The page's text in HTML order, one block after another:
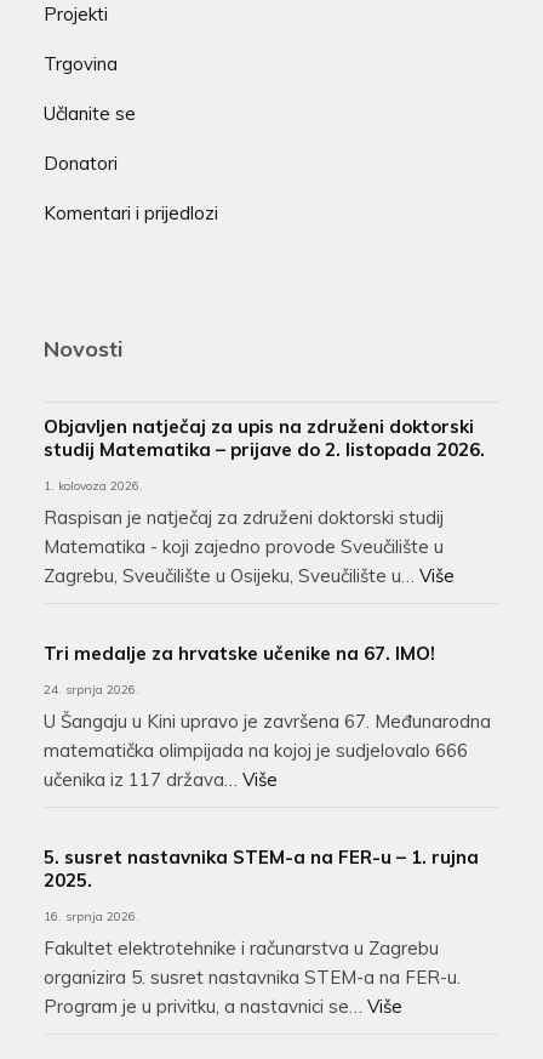
Projekti
Trgovina
Učlanite se
Donatori
Komentari i prijedlozi
Novosti
Objavljen natječaj za upis na združeni doktorski
studij Matematika – prijave do 2. listopada 2026.
1. kolovoza 2026.
Raspisan je natječaj za združeni doktorski studij
Matematika - koji zajedno provode Sveučilište u
Zagrebu, Sveučilište u Osijeku, Sveučilište u… Više
Tri medalje za hrvatske učenike na 67. IMO!
24. srpnja 2026.
U Šangaju u Kini upravo je završena 67. Međunarodna
matematička olimpijada na kojoj je sudjelovalo 666
učenika iz 117 država… Više
5. susret nastavnika STEM-a na FER-u – 1. rujna
2025.
16. srpnja 2026.
Fakultet elektrotehnike i računarstva u Zagrebu
organizira 5. susret nastavnika STEM-a na FER-u.
Program je u privitku, a nastavnici se… Više